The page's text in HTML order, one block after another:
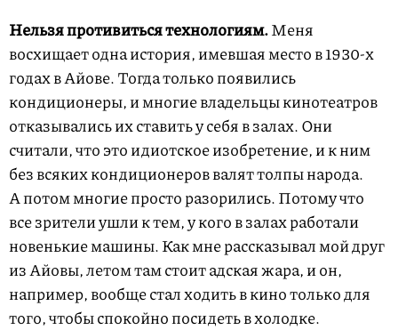
Нельзя противитьсятехнологиям.Меня
восхищает одна история, имевшая место в1930-х
годах в Айове. Тогда только появились
кондиционеры, и многие владельцы кинотеатров
отказывались их ставить у себя в залах. Они
считали, что это идиотское изобретение, и к ним
без всяких кондиционеров валят толпы народа.
А потом многие просто разорились. Потому что
все зрители ушли к тем, у кого в залах работали
новенькие машины. Как мне рассказывал мой друг
из Айовы, летом там стоит адская жара, и он,
например, вообще стал ходить в кино только для
того, чтобы спокойно посидеть в холодке.